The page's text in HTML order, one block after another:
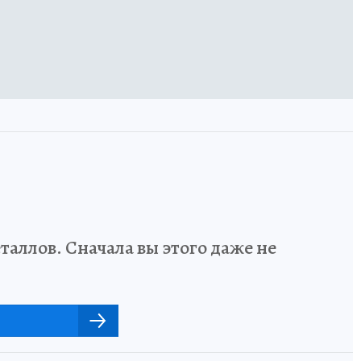
Сначала вы этого даже не